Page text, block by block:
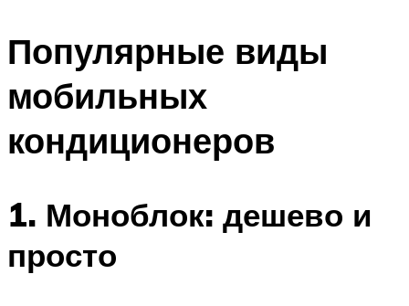
Популярные виды
мобильных
кондиционеров
1. Моноблок: дешево и
просто